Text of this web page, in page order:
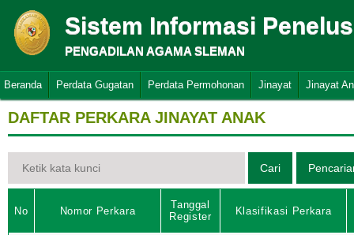
Sistem Informasi
PENGADILAN AGAMA SLEMAN
Beranda Perdata Gugatan Perdata Permohonan Jinayat Jinayat
DAFTAR PERKARA JINAYAT ANAK
No Nomor Perkara
Tanggal
Register
Klasifikasi Perkara